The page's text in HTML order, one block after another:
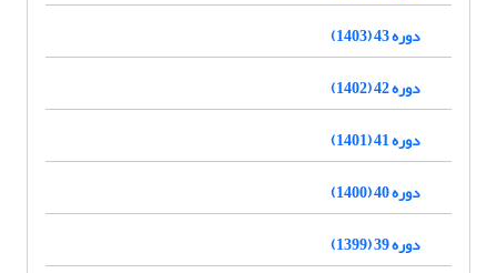
دوره 43 (1403)
دوره 42 (1402)
دوره 41 (1401)
دوره 40 (1400)
دوره 39 (1399)